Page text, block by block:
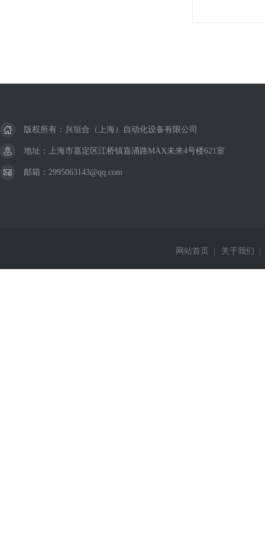
版权所有：兴垣合（上海）自动化设备有限公司
地址：上海市嘉定区江桥镇嘉涌路MAX未来4号楼621室
邮箱：2995063143@qq.com
网站首页 关于我们